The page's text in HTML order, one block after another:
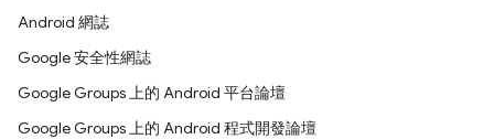
Android 網誌
Google 安全性網誌
Google Groups 上的 Android 平台論壇
Google Groups 上的 Android 程式開發論壇